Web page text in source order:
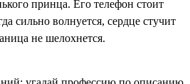
принца. Его телефон стоит
сильно волнуется, сердце стучит
не шелохнется.